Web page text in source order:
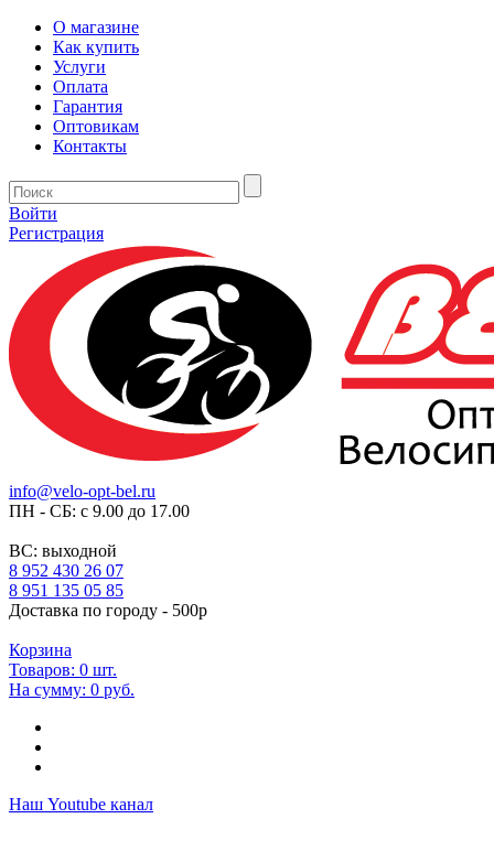
О магазине
Как купить
Услуги
Оплата
Гарантия
Оптовикам
Контакты
Войти
Регистрация
info@velo-opt-bel.ru
ПН - СБ: с 9.00 до 17.00
ВС: выходной
8 952 430 26 07
8 951 135 05 85
Доставка по городу - 500р
Корзина
Товаров: 0 шт.
На сумму: 0 руб.
Наш Youtube канал